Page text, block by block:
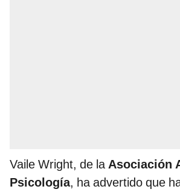
Vaile Wright, de laAsociación
Psicología, ha advertido que